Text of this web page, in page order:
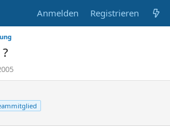
Anmelden Registrieren